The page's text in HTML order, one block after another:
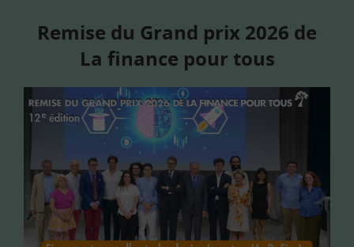
Remise du Grand prix 2026 de
La finance pour tous